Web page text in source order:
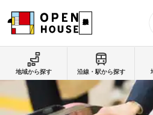
地域から探す 沿線・駅から探す